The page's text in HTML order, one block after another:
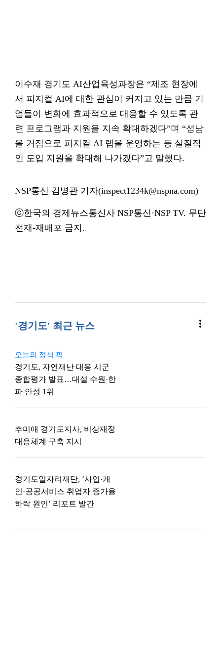
이수재 경기도 AI산업육성과장은 “제조 현장에
서 피지컬 AI에 대한 관심이 커지고 있는 만큼 기
업들이 변화에 효과적으로 대응할 수 있도록 관
련 프로그램과 지원을 지속 확대하겠다”며 “성남
을 거점으로 피지컬 AI 랩을 운영하는 등 실질적
인 도입 지원을 확대해 나가겠다”고 말했다.
NSP통신 김병관 기자(inspect1234k@nspna.com)
ⓒ한국의 경제뉴스통신사 NSP통신·NSP TV. 무단
전재-재배포 금지.
'경기도' 최근 뉴스 more_vert
오늘의 정책 픽
경기도, 자연재난 대응 시군
종합평가 발표…대설 수원·한
파 안성 1위
추미애 경기도지사, 비상재정
대응체계 구축 지시
경기도일자리재단, ‘사업·개
인·공공서비스 취업자 증가율
하락 원인’ 리포트 발간